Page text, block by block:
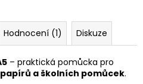
Hodnocení (1) Diskuze
– praktická pomůcka pro
a školních pomůcek.